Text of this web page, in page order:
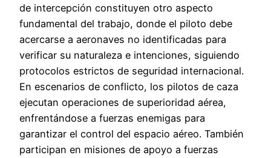
de intercepción constituyen otro aspecto
fundamental del trabajo, donde el piloto debe
acercarse a aeronaves no identificadas para
verificar su naturaleza e intenciones, siguiendo
protocolos estrictos de seguridad internacional.
En escenarios de conflicto, los pilotos de caza
ejecutan operaciones de superioridad aérea,
enfrentándose a fuerzas enemigas para
garantizar el control del espacio aéreo. También
participan en misiones de apoyo a fuerzas